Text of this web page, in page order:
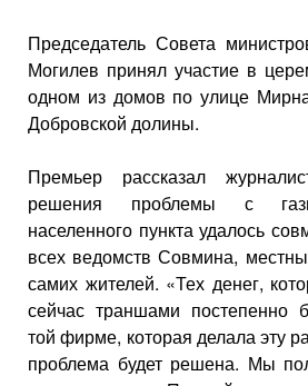
Председатель Совета
Могилев принял участие в
одном из домов по улице
Добровской долины.
Премьер рассказал
решения проблемы с
населенного пункта удалось
всех ведомств Совмина,
самих жителей. «Тех денег,
сейчас траншами постепенно
той фирме, которая делала эту
проблема будет решена. Мы